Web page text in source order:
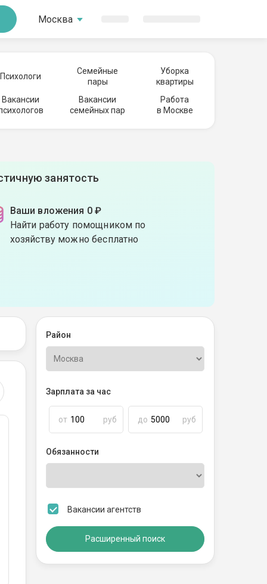
Москва
Психологи
Семейные
пары
Уборка
квартиры
Вакансии
Вакансии
семейных пар
Работа
в Москве
занятость
Ваши вложения 0 ₽
Найти работу помощником по
хозяйству можно бесплатно
Район
Зарплата за час
от руб до руб
Обязанности
Вакансии агентств
Расширенный поиск